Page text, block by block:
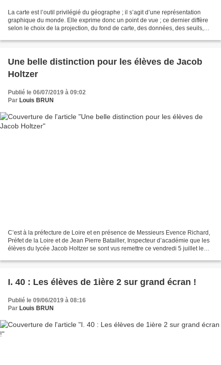
La carte est l’outil privilégié du géographe ; il s’agit d’une représentation
graphique du monde. Elle exprime donc un point de vue ; ce dernier diffère
selon le choix de la projection, du fond de carte, des données, des seuils,
Une belle distinction pour les élèves de Jacob
Holtzer
Publié le 06/07/2019 à 09:02
Par Louis BRUN
C’est à la préfecture de Loire et en présence de Messieurs Evence Richard,
Préfet de la Loire et de Jean Pierre Batailler, Inspecteur d’académie que les
élèves du lycée Jacob Holtzer se sont vus remettre ce vendredi 5 juillet le
I. 40 : Les élèves de 1ière 2 sur grand écran !
Publié le 09/06/2019 à 08:16
Par Louis BRUN